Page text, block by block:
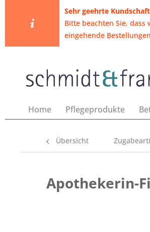
​Sehr geehrte
Bitte beachten Sie, dass
eingehende
Home Pflegeprodukte
Übersicht
Apothekerin-